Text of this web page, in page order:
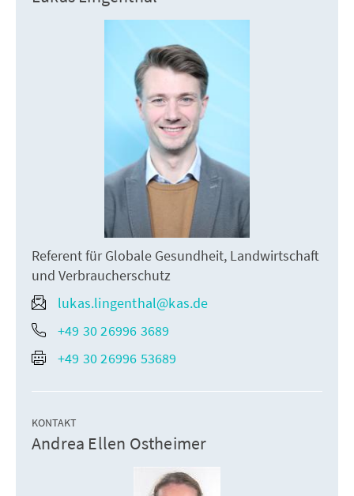
Referent für Globale Gesundheit, Landwirtschaft
und Verbraucherschutz
lukas.lingenthal@kas.de
+49 30 26996 3689
+49 30 26996 53689
KONTAKT
Andrea Ellen Ostheimer